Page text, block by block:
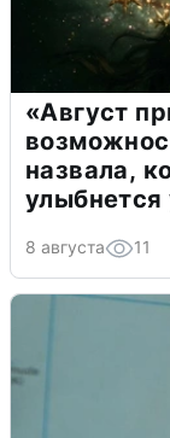
«Август
назвала,
улыбнется
8 августа 11